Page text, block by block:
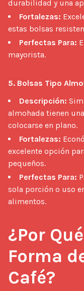
durabilidad y una
Fortalezas:
estas bolsas
Perfectas Para:
mayorista.
5. Bolsas Tipo
Descripción:
almohada tienen
colocarse en plano.
Fortalezas:
excelente opción
pequeños.
Perfectas Para:
sola porción o uso
alimentos.
¿Por
Forma
Café?